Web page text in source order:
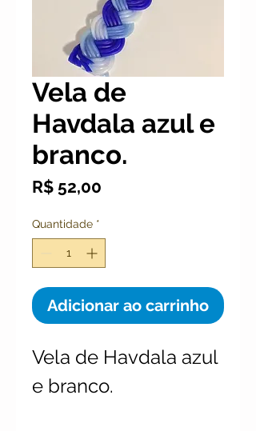
Vela de
Havdala azul e
branco.
R$ 52,00
Quantidade *
Adicionar ao carrinho
Vela de Havdala azul
e branco.